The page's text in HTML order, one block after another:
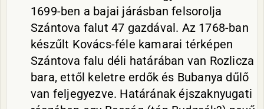
1699-ben a bajai járásban felsorolja
Szántova falut 47 gazdával. Az 1768-ban
készűlt Kovács-féle kamarai térképen
Szántova falu déli határában van Rozlicza
bara, ettől keletre erdők és Bubanya dűlő
van feljegyezve. Határának éjszaknyugati